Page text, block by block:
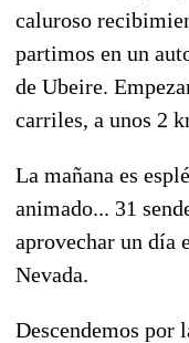
caluroso
partimos en un
de Ubeire.
carriles, a unos 2
La mañana es
animado... 31
aprovechar un día
Nevada.
Descendemos por